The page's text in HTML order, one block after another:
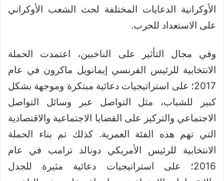
الأوكرانية الدعايات المختلفة لحث الشعب الأوكراني
على الاستعداد للحرب.
وفي مجال التأثير على الناخبين، اعتمدت الحملة
الانتخابية للرئيس الفرنسي إيمانويل ماكرون في عام
2017؛ على استراتيجيات دعائية مبتكرة وموجهة بشكل
كبير للشباب، مثل التواصل عبر وسائل التواصل
الاجتماعي والتركيز على القضايا الاجتماعية والاقتصادية
التي تهم هذه الفئة العمرية. كذلك تم بناء الحملة
الانتخابية للرئيس الأمريكي دونالد ترامب في عام
2016؛ على استراتيجيات دعائية مثيرة للجدل